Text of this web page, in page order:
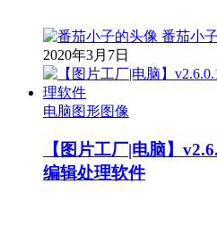
番茄小子
2020年3月7日
电脑图形图像
【图片工厂|电脑】
编辑处理软件